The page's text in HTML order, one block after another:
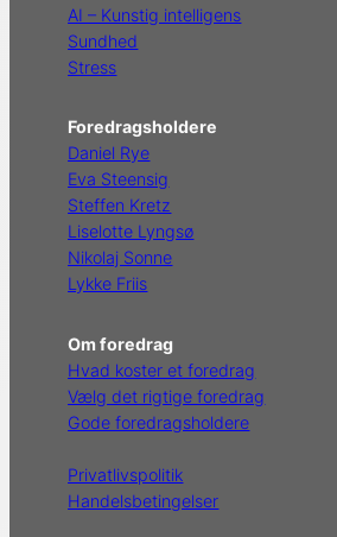
AI – Kunstig intelligens
Sundhed
Stress
Foredragsholdere
Daniel Rye
Eva Steensig
Steffen Kretz
Liselotte Lyngsø
Nikolaj Sonne
Lykke Friis
Om foredrag
Hvad koster et foredrag
Vælg det rigtige foredrag
Gode foredragsholdere
Privatlivspolitik
Handelsbetingelser